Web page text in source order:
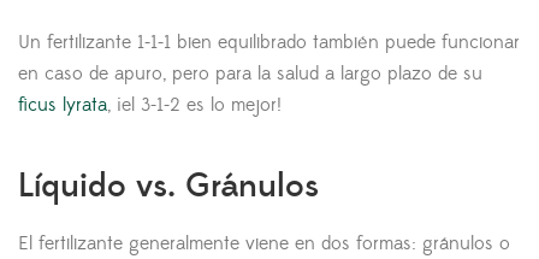
Un fertilizante 1-1-1 bien equilibrado también puede funcionar
en caso de apuro, pero para la salud a largo plazo de su
ficus lyrata, ¡el 3-1-2 es lo mejor!
Líquido vs. Gránulos
El fertilizante generalmente viene en dos formas: gránulos o